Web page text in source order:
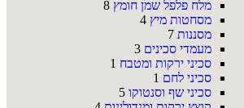
מלח פלפל שמן חומץ 8
מסחטות מיץ 4
מסננות 7
מעמדי סכינים 3
סכיני ירקות ומטבח 1
סכיני לחם 1
סכיני שף וסנטוקו 5